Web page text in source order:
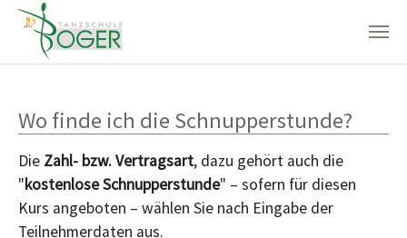
Wo finde ich die Schnupperstunde?
Die Zahl- bzw. Vertragsart, dazu gehört auch die
"kostenlose Schnupperstunde" – sofern für diesen
Kurs angeboten – wählen Sie nach Eingabe der
Teilnehmerdaten aus.